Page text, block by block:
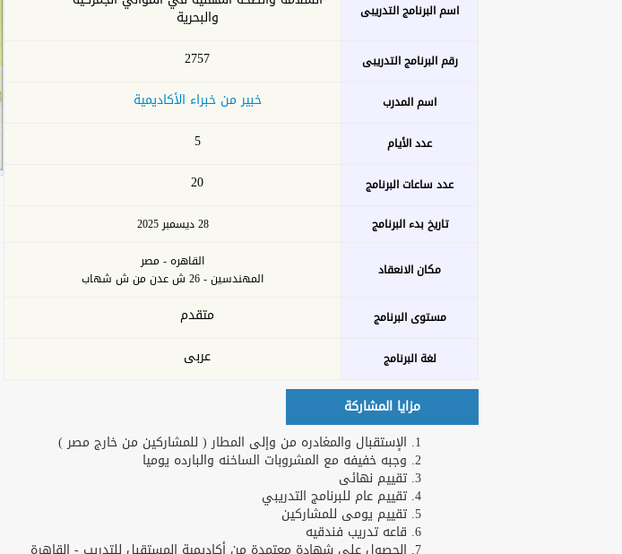
اسم البرنامج التدريبى والبحرية
رقم البرنامج التدريبى 2757
اسم المدرب خبير من خبراء الأكاديمية
عدد الأيام 5
عدد ساعات البرنامج 20
تاريخ بدء البرنامج 28 ديسمبر 2025
مكان الانعقاد
القاهره - مصر
المهندسين - 26 ش عدن من ش شهاب
مستوى البرنامج
متقدم
لغة البرنامج عربى
مزايا المشاركة
الإستقبال والمغادره من وإلى المطار ( للمشاركين من خارج مصر )
وجبه خفيفه مع المشروبات الساخنه والبارده يوميا
تقييم نهائى
تقييم عام للبرنامج التدريبي
تقييم يومى للمشاركين
قاعه تدريب فندقيه